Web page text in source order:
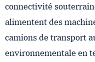
connectivité
alimentent des
camions de transport
environnementale en